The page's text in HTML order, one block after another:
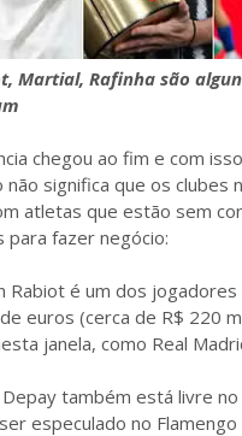
Martial, Rafinha são
chegou ao fim e com
significa que os
atletas que estão sem
para fazer negócio:
Rabiot é um dos
euros (cerca de R$ 220
janela, como Real
também está livre
especulado no